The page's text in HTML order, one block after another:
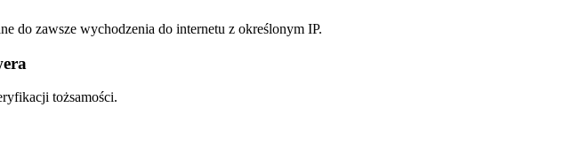
do zawsze wychodzenia do internetu z określonym IP.
tożsamości.